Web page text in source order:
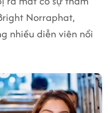
Norraphat,
nhiều diễn viên nổi